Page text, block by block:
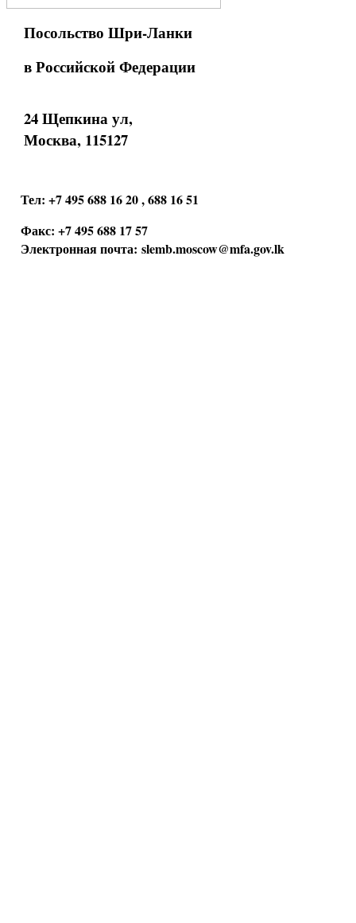
Посольство Шри-Ланки
в Российской Федерации
24 Щепкина ул,
Москва, 115127
Тел: +7 495 688 16 20 , 688 16 51
Факс: +7 495 688 17 57
Электронная почта: slemb.moscow@mfa.gov.lk